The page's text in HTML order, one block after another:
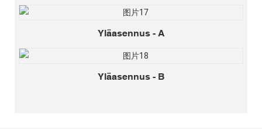
Yläasennus - A
Yläasennus - B